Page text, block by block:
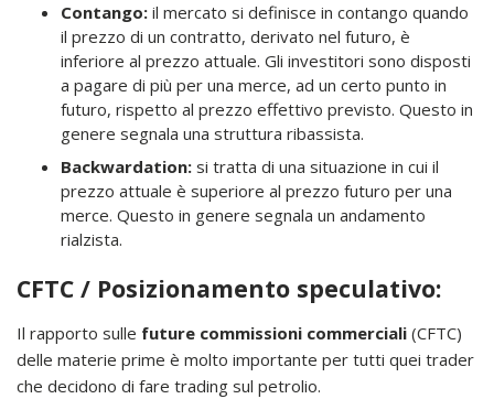
Contango: il mercato si definisce in contango quando
il prezzo di un contratto, derivato nel futuro, è
inferiore al prezzo attuale. Gli investitori sono disposti
a pagare di più per una merce, ad un certo punto in
futuro, rispetto al prezzo effettivo previsto. Questo in
genere segnala una struttura ribassista.
Backwardation: si tratta di una situazione in cui il
prezzo attuale è superiore al prezzo futuro per una
merce. Questo in genere segnala un andamento
rialzista.
CFTC / Posizionamento speculativo:
Il rapporto sulle future commissioni commerciali (CFTC)
delle materie prime è molto importante per tutti quei trader
che decidono di fare trading sul petrolio.